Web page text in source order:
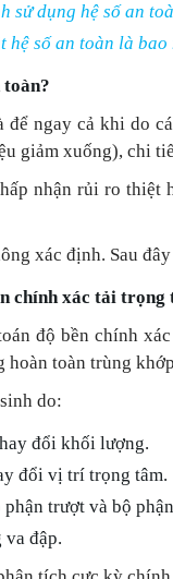
sử dụng hệ số an
hệ số an toàn là bao
toàn?
để ngay cả khi do
giảm xuống), chi
nhận rủi ro
xác định. Sau
chính xác tải trọng
độ bền chính
hoàn toàn trùng
do:
đổi khối lượng.
đổi vị trí trọng tâm.
trượt và bộ
va đập.